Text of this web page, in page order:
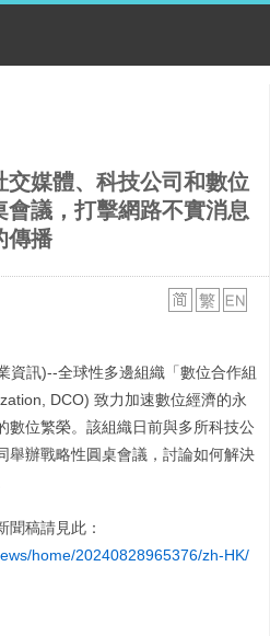
媒體、科技公司和數位
議，打擊網路不實消息
傳播
資訊)--全球性多邊組織「數位合作組
DCO) 致力加速數位經濟的永
數位繁榮。該組織日前與多所科技公
舉辦戰略性圓桌會議，討論如何解決
聞稿請見此：
home/20240828965376/zh-HK/